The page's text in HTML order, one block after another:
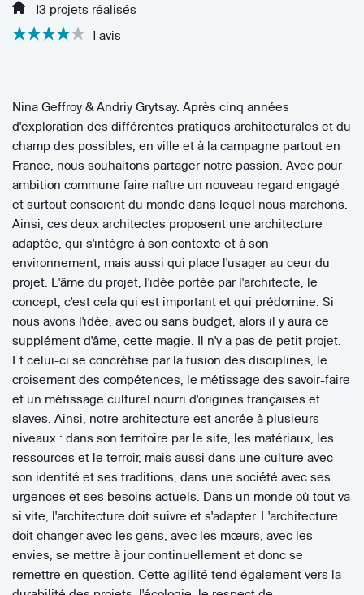
13 projets réalisés
1 avis
Nina Geffroy & Andriy Grytsay. Après cinq années
d'exploration des différentes pratiques architecturales et du
champ des possibles, en ville et à la campagne partout en
France, nous souhaitons partager notre passion. Avec pour
ambition commune faire naître un nouveau regard engagé
et surtout conscient du monde dans lequel nous marchons.
Ainsi, ces deux architectes proposent une architecture
adaptée, qui s'intègre à son contexte et à son
environnement, mais aussi qui place l'usager au ceur du
projet. L'âme du projet, l'idée portée par l'architecte, le
concept, c'est cela qui est important et qui prédomine. Si
nous avons l'idée, avec ou sans budget, alors il y aura ce
supplément d'âme, cette magie. Il n'y a pas de petit projet.
Et celui-ci se concrétise par la fusion des disciplines, le
croisement des compétences, le métissage des savoir-faire
et un métissage culturel nourri d'origines françaises et
slaves. Ainsi, notre architecture est ancrée à plusieurs
niveaux : dans son territoire par le site, les matériaux, les
ressources et le terroir, mais aussi dans une culture avec
son identité et ses traditions, dans une société avec ses
urgences et ses besoins actuels. Dans un monde où tout va
si vite, l'architecture doit suivre et s'adapter. L'architecture
doit changer avec les gens, avec les mœurs, avec les
envies, se mettre à jour continuellement et donc se
remettre en question. Cette agilité tend également vers la